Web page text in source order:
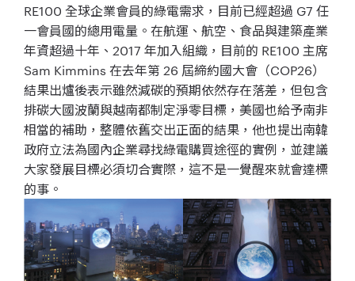
RE100 全球企業會員的綠電需求，目前已經超過 G7 任
一會員國的總用電量。在航運、航空、食品與建築產業
年資超過十年、2017 年加入組織，目前的 RE100 主席
Sam Kimmins 在去年第 26 屆締約國大會（COP26）
結果出爐後表示雖然減碳的預期依然存在落差，但包含
排碳大國波蘭與越南都制定淨零目標，美國也給予南非
相當的補助，整體依舊交出正面的結果，他也提出南韓
政府立法為國內企業尋找綠電購買途徑的實例，並建議
大家發展目標必須切合實際，這不是一覺醒來就會達標
的事。